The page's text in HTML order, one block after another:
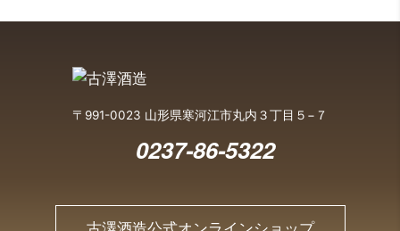
〒991-0023 山形県寒河江市丸内３丁目５−７
0237-86-5322